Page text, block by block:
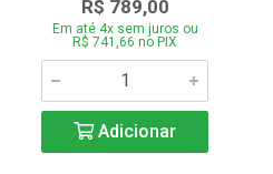
R$ 789,00
Em até 4x sem juros ou
R$ 741,66 no PIX
Adicionar